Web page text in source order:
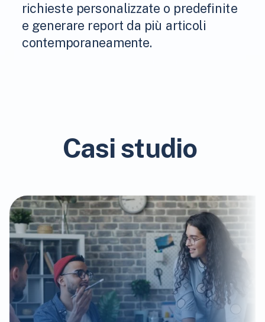
richieste personalizzate o predefinite
e generare report da più articoli
contemporaneamente.
Casi studio